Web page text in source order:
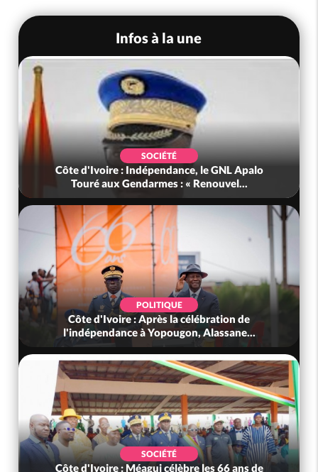
Infos à la une
SOCIÉTÉ
Côte d'Ivoire : Indépendance, le GNL Apalo
Touré aux Gendarmes : « Renouvel...
POLITIQUE
Côte d'Ivoire : Après la célébration de
l'indépendance à Yopougon, Alassane...
SOCIÉTÉ
Côte d'Ivoire : Méagui célèbre les 66 ans de